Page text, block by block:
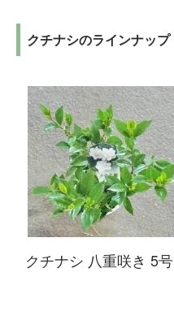
クチナシのラインナップ
クチナシ 八重咲き 5号